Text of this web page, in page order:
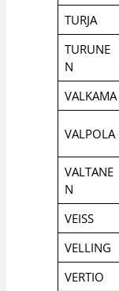
TURJA
TURUNE
N
VALKAMA
VALPOLA
VALTANE
N
VEISS
VELLING
VERTIO